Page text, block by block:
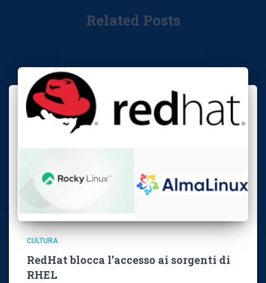
Related Posts
CULTURA
RedHat blocca l’accesso ai sorgenti di
RHEL